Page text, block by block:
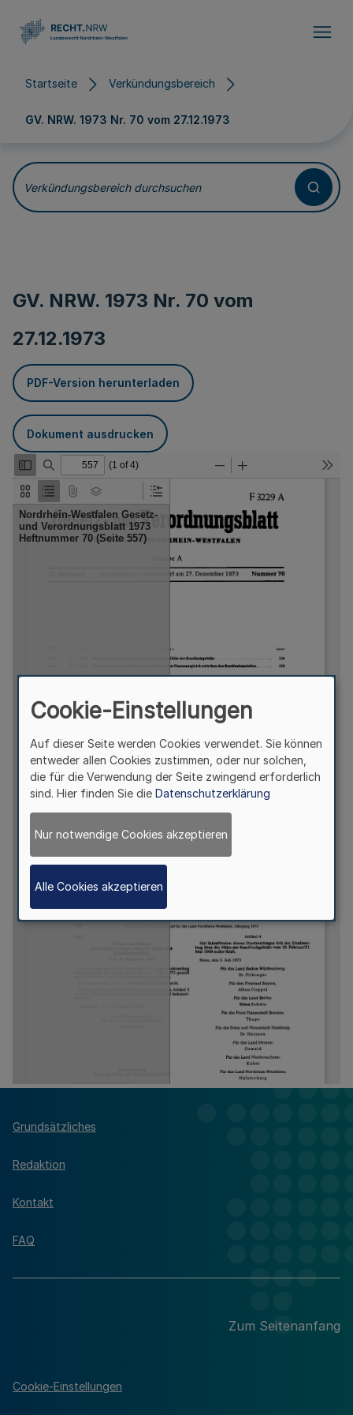
Startseite Verkündungsbereich
GV. NRW. 1973 Nr. 70 vom 27.12.1973
Verkündungsbereich durchsuchen
GV. NRW. 1973 Nr. 70 vom
27.12.1973
PDF-Version herunterladen
Dokument ausdrucken
Grundsätzliches
Redaktion
Kontakt
FAQ
Zum Seitenanfang
Cookie-Einstellungen
Cookie-Einstellungen
Auf dieser Seite werden Cookies verwendet. Sie können
entweder allen Cookies zustimmen, oder nur solchen,
die für die Verwendung der Seite zwingend erforderlich
sind. Hier finden Sie die Datenschutzerklärung
Nur notwendige Cookies akzeptieren
Alle Cookies akzeptieren